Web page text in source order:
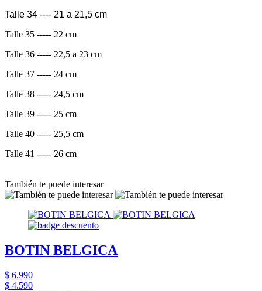
Talle 34 ---- 21 a 21,5 cm
Talle 35 ----- 22 cm
Talle 36 ----- 22,5 a 23 cm
Talle 37 ----- 24 cm
Talle 38 ----- 24,5 cm
Talle 39 ----- 25 cm
Talle 40 ----- 25,5 cm
Talle 41 ----- 26 cm
También te puede interesar
BOTIN BELGICA
$ 6.990
$ 4.590